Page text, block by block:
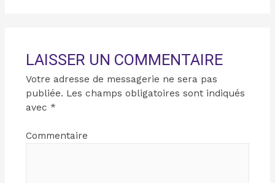
LAISSER UN COMMENTAIRE
Votre adresse de messagerie ne sera pas
publiée. Les champs obligatoires sont indiqués
avec *
Commentaire